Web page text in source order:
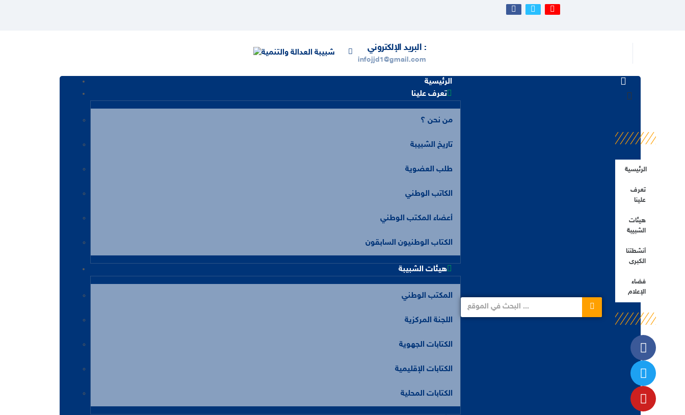
البريد الإلكتروني :
infojjd1@gmail.com
الرئيسية
تعرف علينا
من نحن ؟
تاريخ الشبيبة
طلب العضوية
الكاتب الوطني
أعضاء المكتب الوطني
الكتاب الوطنيون السابقون
هيئات الشبيبة
المكتب الوطني
اللجنة المركزية
الكتابات الجهوية
الكتابات الإقليمية
الكتابات المحلية
الرئيسية
تعرف
علينا
هيئات
الشبيبة
أنشطتنا
الكبرى
فضاء
الإعلام